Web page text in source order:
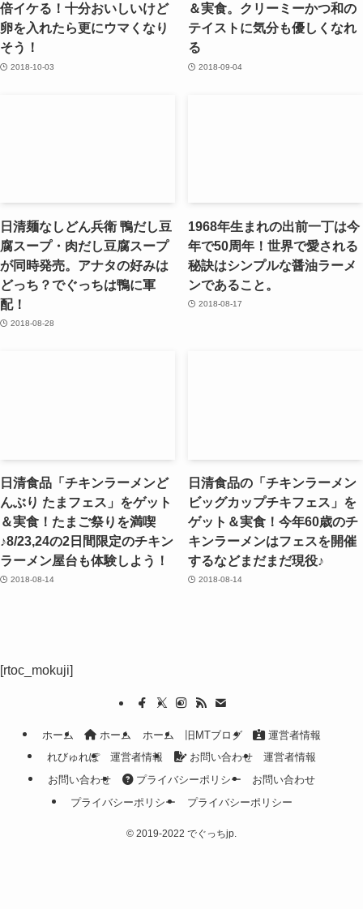
倍イケる！十分おいしいけど
卵を入れたら更にウマくなり
そう！
2018-10-03
＆実食。クリーミーかつ和の
テイストに気分も優しくなれ
る
2018-09-04
日清麺なしどん兵衛 鴨だし豆
腐スープ・肉だし豆腐スープ
が同時発売。アナタの好みは
どっち？でぐっちは鴨に軍
配！
2018-08-28
1968年生まれの出前一丁は今
年で50周年！世界で愛される
秘訣はシンプルな醤油ラーメ
ンであること。
2018-08-17
日清食品「チキンラーメンど
んぶり たまフェス」をゲット
＆実食！たまご祭りを満喫
♪8/23,24の2日間限定のチキン
ラーメン屋台も体験しよう！
2018-08-14
日清食品の「チキンラーメン
ビッグカップチキフェス」を
ゲット＆実食！今年60歳のチ
キンラーメンはフェスを開催
するなどまだまだ現役♪
2018-08-14
[rtoc_mokuji]
ホーム ホーム ホーム 旧MTブログ
運営者情報
れびゅれぽ
運営者情報 お問い合わせ
運営者情報
お問い合わせ
プライバシーポリシー
お問い合わせ
プライバシーポリシー
プライバシーポリシー
© 2019-2022 でぐっちjp.